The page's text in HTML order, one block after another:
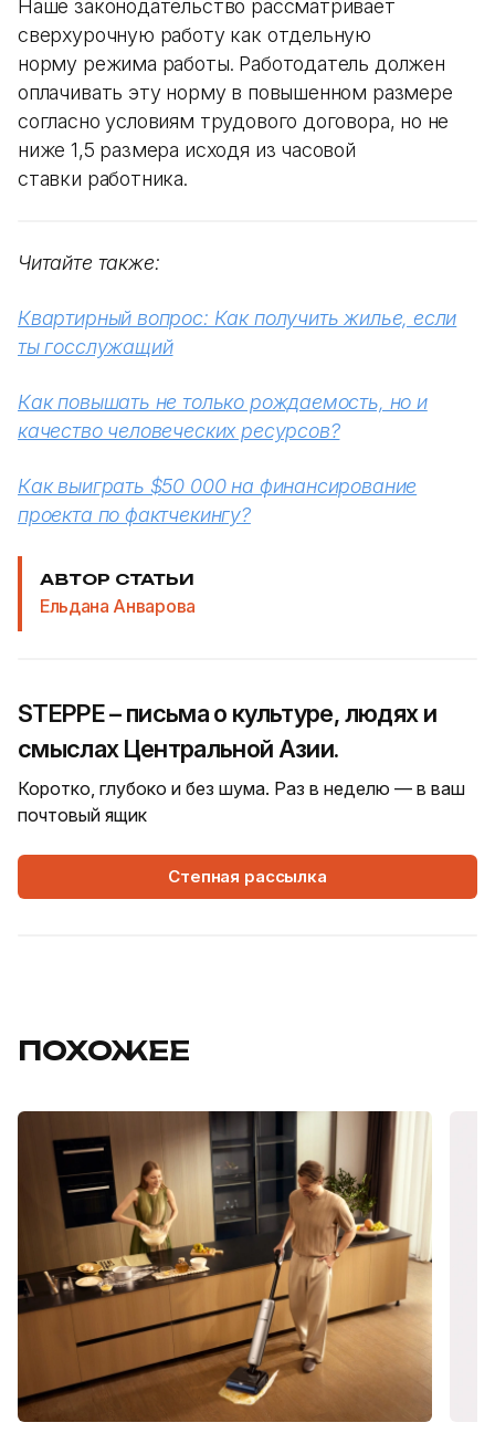
Наше законодательство рассматривает
сверхурочную работу как отдельную
норму режима работы. Работодатель должен
оплачивать эту норму в повышенном размере
согласно условиям трудового договора, но не
ниже 1,5 размера исходя из часовой
ставки работника.
Читайте также:
Квартирный вопрос: Как получить жилье, если
ты госслужащий
Как повышать не только рождаемость, но и
качество человеческих ресурсов?
Как выиграть $50 000 на финансирование
проекта по фактчекингу?
АВТОР СТАТЬИ
Ельдана Анварова
STEPPE – письма о культуре, людях и
смыслах Центральной Азии.
Коротко, глубоко и без шума. Раз в неделю — в ваш
почтовый ящик
Степная рассылка
ПОХОЖЕЕ